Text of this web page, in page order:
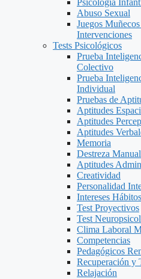
Psicología
Abuso Sexual
Juegos
Intervenciones
Tests Psicológicos
Prueba
Colectivo
Prueba
Individual
Pruebas de
Aptitudes
Aptitudes
Aptitudes
Memoria
Destreza
Aptitudes
Creatividad
Personalidad
Intereses
Test Proyectivos
Test
Clima Laboral
Competencias
Pedagógicos
Recuperación y
Relajación